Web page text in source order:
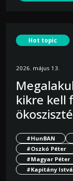
Hot topic
2026. május 13.
kikre kell
#HunBAN
#Oszkó Péter
#Magyar Péter
#Kapitány